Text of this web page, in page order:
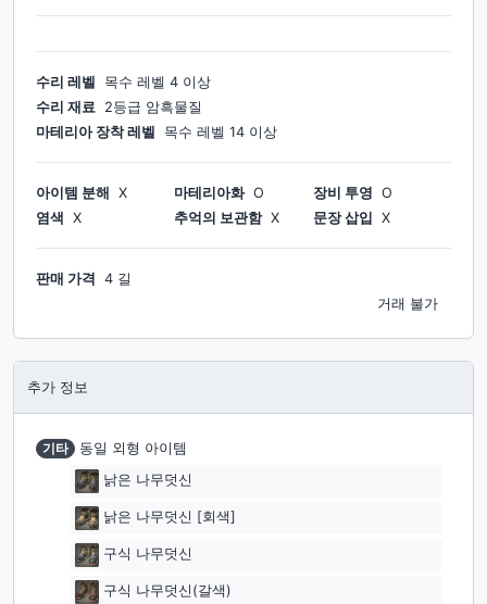
수리 레벨 목수 레벨 4 이상
수리 재료 2등급 암흑물질
마테리아 장착 레벨
목수 레벨 14 이상
아이템 분해 X 마테리아화 O 장비 투영 O
염색
X 추억의 보관함 X 문장 삽입 X
판매 가격
4 길
거래 불가
추가 정보
기타
동일 외형 아이템
낡은 나무덧신
낡은 나무덧신 [회색]
구식 나무덧신
구식 나무덧신(갈색)